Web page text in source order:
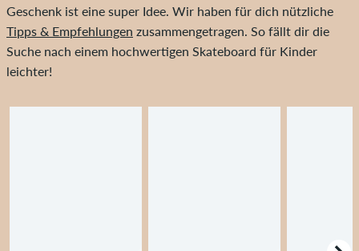
Geschenk ist eine super Idee. Wir haben für dich nützliche
Tipps & Empfehlungen zusammengetragen. So fällt dir die
Suche nach einem hochwertigen Skateboard für Kinder
leichter!